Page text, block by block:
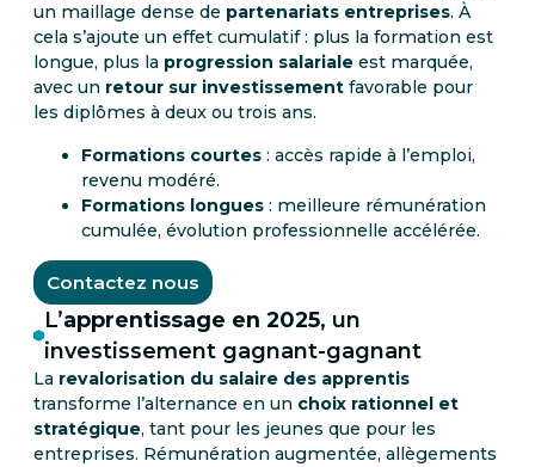
un maillage dense de partenariats entreprises. À
cela s’ajoute un effet cumulatif : plus la formation est
longue, plus la progression salariale est marquée,
avec un retour sur investissement favorable pour
les diplômes à deux ou trois ans.
Formations courtes : accès rapide à l’emploi,
revenu modéré.
Formations longues : meilleure rémunération
cumulée, évolution professionnelle accélérée.
Contactez nous
L’apprentissage en 2025, un
investissement gagnant-gagnant
La revalorisation du salaire des apprentis
transforme l’alternance en un choix rationnel et
stratégique, tant pour les jeunes que pour les
entreprises. Rémunération augmentée, allègements